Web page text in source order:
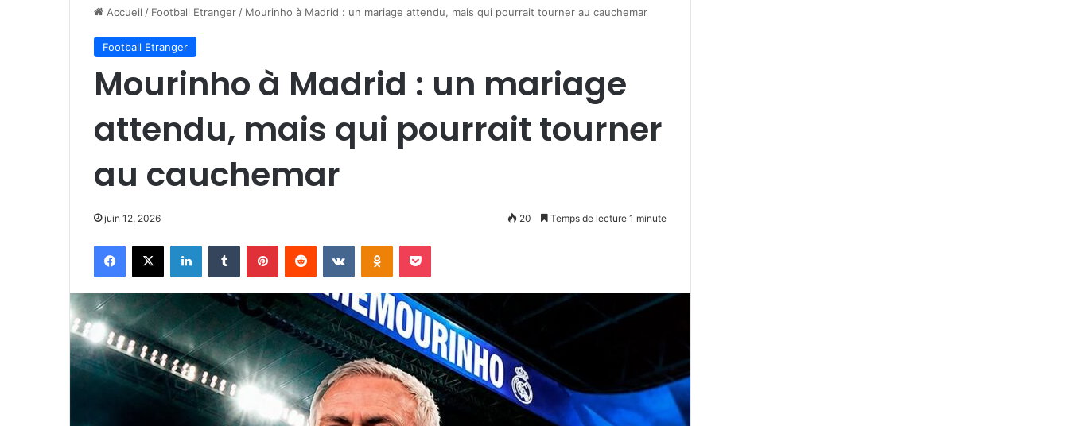
Accueil / Football Etranger / Mourinho à Madrid : un mariage attendu, mais qui pourrait tourner au cauchemar
Football Etranger
Mourinho à Madrid : un mariage
attendu, mais qui pourrait tourner
au cauchemar
juin 12, 2026 20 Temps de lecture 1 minute
Facebook
X LinkedinTumblr PinterestReddit VKontakteOdnoklassniki
Pocket